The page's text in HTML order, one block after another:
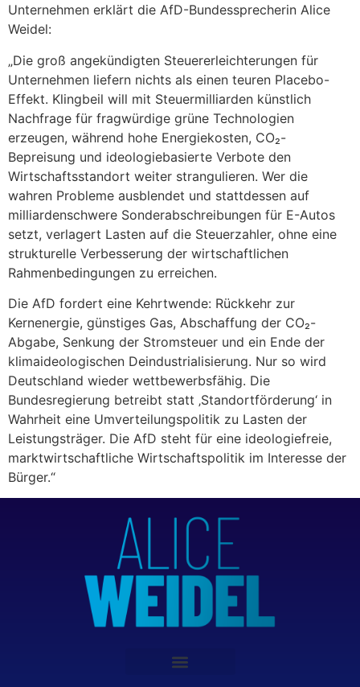
Unternehmen erklärt die AfD-Bundessprecherin Alice
Weidel:
„Die groß angekündigten Steuererleichterungen für
Unternehmen liefern nichts als einen teuren Placebo-
Effekt. Klingbeil will mit Steuermilliarden künstlich
Nachfrage für fragwürdige grüne Technologien
erzeugen, während hohe Energiekosten, CO₂-
Bepreisung und ideologiebasierte Verbote den
Wirtschaftsstandort weiter strangulieren. Wer die
wahren Probleme ausblendet und stattdessen auf
milliardenschwere Sonderabschreibungen für E-Autos
setzt, verlagert Lasten auf die Steuerzahler, ohne eine
strukturelle Verbesserung der wirtschaftlichen
Rahmenbedingungen zu erreichen.
Die AfD fordert eine Kehrtwende: Rückkehr zur
Kernenergie, günstiges Gas, Abschaffung der CO₂-
Abgabe, Senkung der Stromsteuer und ein Ende der
klimaideologischen Deindustrialisierung. Nur so wird
Deutschland wieder wettbewerbsfähig. Die
Bundesregierung betreibt statt ‚Standortförderung‘ in
Wahrheit eine Umverteilungspolitik zu Lasten der
Leistungsträger. Die AfD steht für eine ideologiefreie,
marktwirtschaftliche Wirtschaftspolitik im Interesse der
Bürger.“